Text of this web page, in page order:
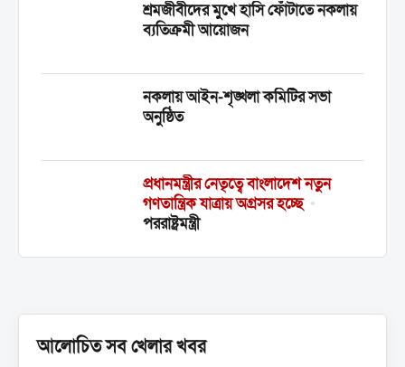
শ্রমজীবীদের মুখে হাসি ফোঁটাতে নকলায়
ব্যতিক্রমী আয়োজন
নকলায় আইন-শৃঙ্খলা কমিটির সভা
অনুষ্ঠিত
প্রধানমন্ত্রীর নেতৃত্বে বাংলাদেশ নতুন
গণতান্ত্রিক যাত্রায় অগ্রসর হচ্ছে •
পররাষ্ট্রমন্ত্রী
আলোচিত সব খেলার খবর